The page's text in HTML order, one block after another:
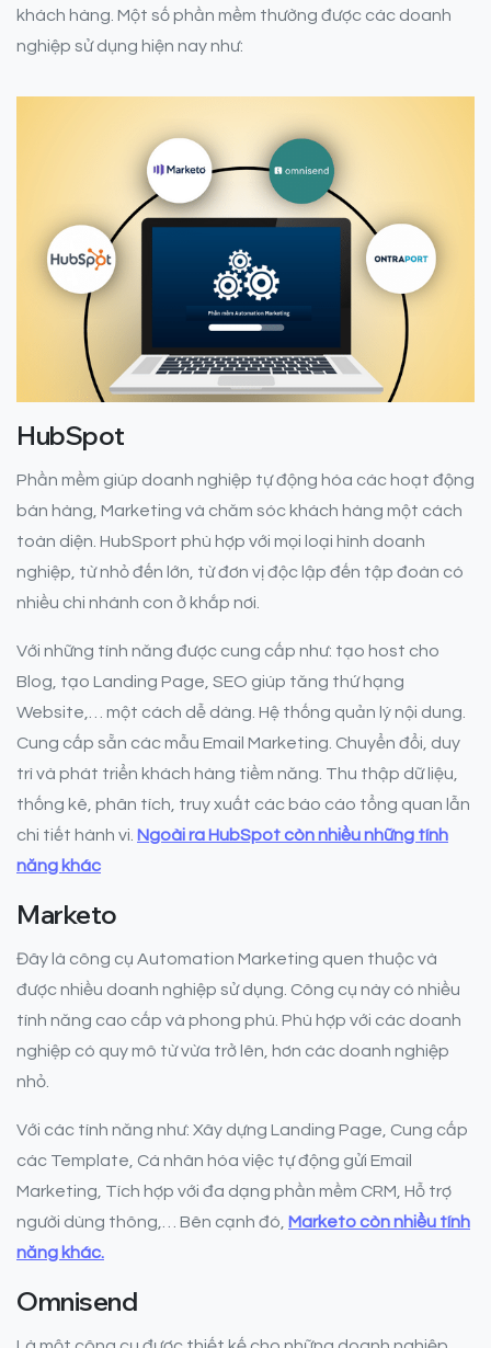
khách hàng. Một số phần mềm thường được các doanh
nghiệp sử dụng hiện nay như:
HubSpot
Phần mềm giúp doanh nghiệp tự động hóa các hoạt động
bán hàng, Marketing và chăm sóc khách hàng một cách
toàn diện. HubSport phù hợp với mọi loại hình doanh
nghiệp, từ nhỏ đến lớn, từ đơn vị độc lập đến tập đoàn có
nhiều chi nhánh con ở khắp nơi.
Với những tính năng được cung cấp như: tạo host cho
Blog, tạo Landing Page, SEO giúp tăng thứ hạng
Website,… một cách dễ dàng. Hệ thống quản lý nội dung.
Cung cấp sẵn các mẫu Email Marketing. Chuyển đổi, duy
trì và phát triển khách hàng tiềm năng. Thu thập dữ liệu,
thống kê, phân tích, truy xuất các báo cáo tổng quan lẫn
chi tiết hành vi. Ngoài ra HubSpot còn nhiều những tính
năng khác
Marketo
Đây là công cụ Automation Marketing quen thuộc và
được nhiều doanh nghiệp sử dụng. Công cụ này có nhiều
tính năng cao cấp và phong phú. Phù hợp với các doanh
nghiệp có quy mô từ vừa trở lên, hơn các doanh nghiệp
nhỏ.
Với các tính năng như: Xây dựng Landing Page, Cung cấp
các Template, Cá nhân hóa việc tự động gửi Email
Marketing, Tích hợp với đa dạng phần mềm CRM, Hỗ trợ
người dùng thông,… Bên cạnh đó, Marketo còn nhiều tính
năng khác.
Omnisend